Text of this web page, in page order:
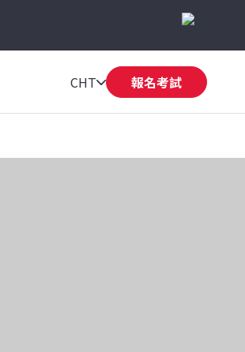
CHT 報名考試